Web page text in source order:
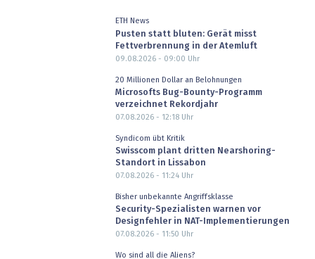
ETH News
Pusten statt bluten: Gerät misst
Fettverbrennung in der Atemluft
09.08.2026 - 09:00 Uhr
20 Millionen Dollar an Belohnungen
Microsofts Bug-Bounty-Programm
verzeichnet Rekordjahr
07.08.2026 - 12:18Uhr
Syndicom übt Kritik
Swisscom plant dritten Nearshoring-
Standort in Lissabon
07.08.2026 - 11:24Uhr
Bisher unbekannte Angriffsklasse
Security-Spezialisten warnen vor
Designfehler in NAT-Implementierungen
07.08.2026 - 11:50 Uhr
Wo sind all die Aliens?